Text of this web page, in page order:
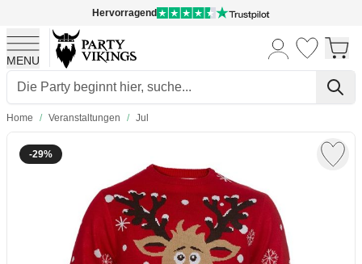
Hervorragend
MENU
Skip to Content
Home / Veranstaltungen / Jul
-29%